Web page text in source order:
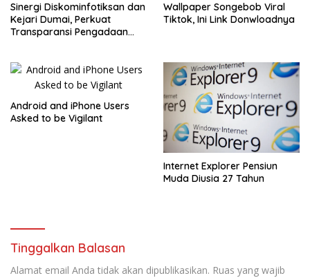
Sinergi Diskominfotiksan dan
Kejari Dumai, Perkuat
Transparansi Pengadaan
Wallpaper Songebob Viral
Tiktok, Ini Link Donwloadnya
Android and iPhone Users
Asked to be Vigilant
Internet Explorer Pensiun
Muda Diusia 27 Tahun
Tinggalkan Balasan
Alamat email Anda tidak akan dipublikasikan. Ruas yang wajib